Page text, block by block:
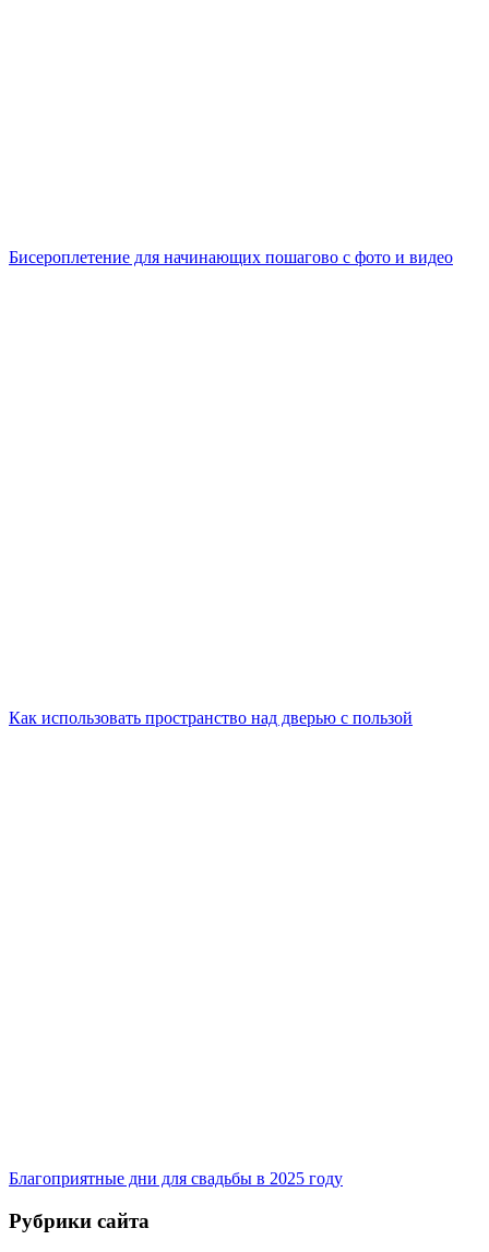
Бисероплетение для начинающих пошагово с фото и видео
Как использовать пространство над дверью с пользой
Благоприятные дни для свадьбы в 2025 году
Рубрики сайта